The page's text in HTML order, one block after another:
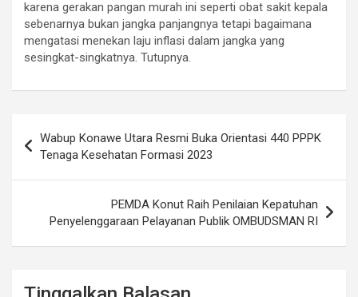
karena gerakan pangan murah ini seperti obat sakit kepala
sebenarnya bukan jangka panjangnya tetapi bagaimana
mengatasi menekan laju inflasi dalam jangka yang
sesingkat-singkatnya. Tutupnya.
pos
Wabup Konawe Utara Resmi Buka Orientasi 440 PPPK
Tenaga Kesehatan Formasi 2023
PEMDA Konut Raih Penilaian Kepatuhan
Penyelenggaraan Pelayanan Publik OMBUDSMAN RI